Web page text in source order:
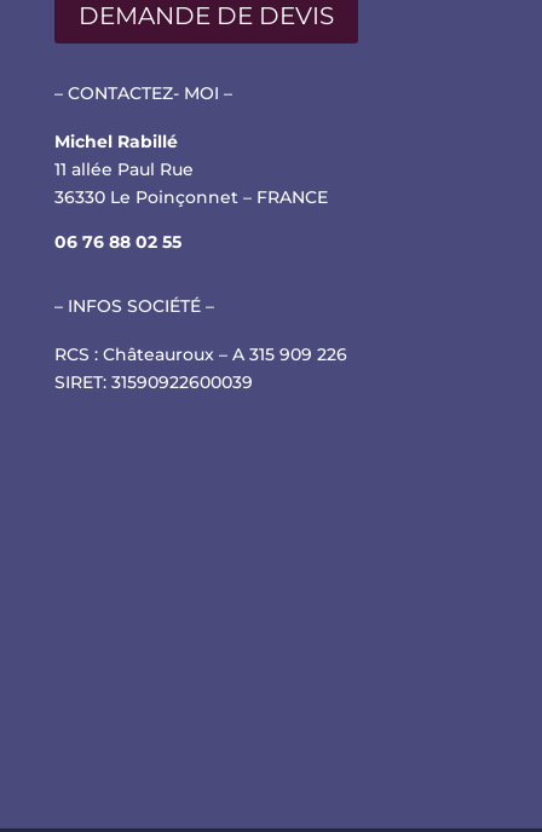
DEMANDE DE DEVIS
– CONTACTEZ- MOI –
Michel Rabillé
11 allée Paul Rue
36330 Le Poinçonnet – FRANCE
06 76 88 02 55
– INFOS SOCIÉTÉ –
RCS : Châteauroux – A 315 909 226
SIRET: 31590922600039